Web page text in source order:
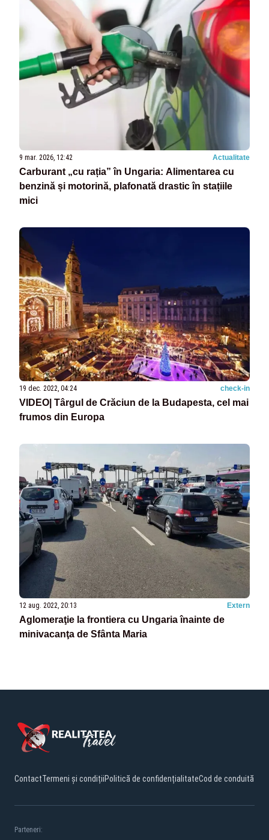
9 mar. 2026, 12:42 Actualitate
Carburant „cu rația” în Ungaria: Alimentarea cu
benzină și motorină, plafonată drastic în stațiile
mici
19 dec. 2022, 04:24 check-in
VIDEO| Târgul de Crăciun de la Budapesta, cel mai
frumos din Europa
12 aug. 2022, 20:13 Extern
Aglomeraţie la frontiera cu Ungaria înainte de
minivacanţa de Sfânta Maria
ContactTermeni și condițiiPolitică de confidențialitateCod de conduită
Parteneri: